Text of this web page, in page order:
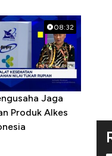
08:32
Jaga
Produk Alkes